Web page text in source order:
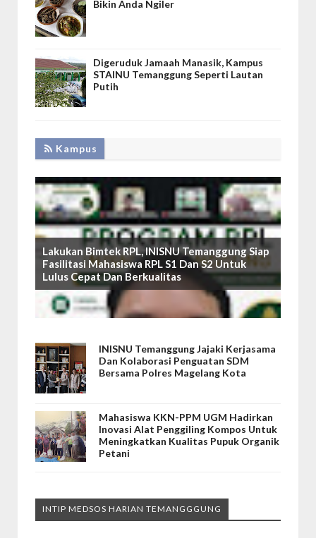
Bikin Anda Ngiler
Digeruduk Jamaah Manasik, Kampus
STAINU Temanggung Seperti Lautan
Putih
Kampus
Lakukan Bimtek RPL, INISNU Temanggung Siap
Fasilitasi Mahasiswa RPL S1 Dan S2 Untuk
Lulus Cepat Dan Berkualitas
INISNU Temanggung Jajaki Kerjasama
Dan Kolaborasi Penguatan SDM
Bersama Polres Magelang Kota
Mahasiswa KKN-PPM UGM Hadirkan
Inovasi Alat Penggiling Kompos Untuk
Meningkatkan Kualitas Pupuk Organik
Petani
INTIP MEDSOS HARIAN TEMANGGGUNG